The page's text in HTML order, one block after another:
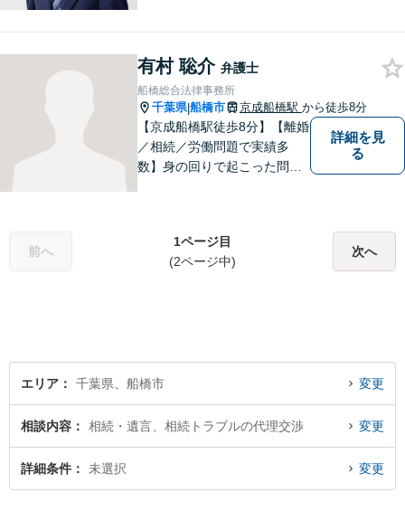
有村 聡介 弁護士
船橋総合法律事務所
千葉県|船橋市 京成船橋駅 から徒歩8分
【京成船橋駅徒歩8分】【離婚
／相続／労働問題で実績多
数】身の回りで起こった問題
す！複数弁護士在籍で、複雑
な事件にも迅速に対処可能！
詳細を見
る
前へ
1ページ目
(2ページ中)
次へ
エリア 千葉県、船橋市 変更
相談内容 相続・遺言、相続トラブルの代理交渉 変更
詳細条件 未選択 変更